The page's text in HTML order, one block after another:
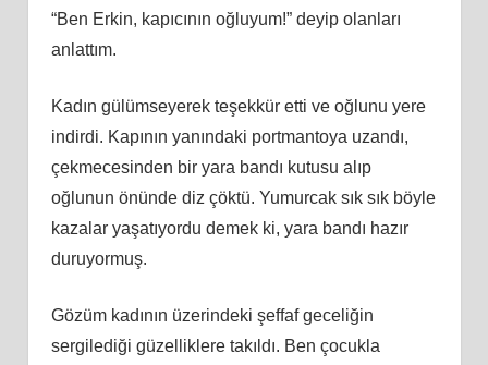
“Ben Erkin, kapıcının oğluyum!” deyip olanları
anlattım.
Kadın gülümseyerek teşekkür etti ve oğlunu yere
indirdi. Kapının yanındaki portmantoya uzandı,
çekmecesinden bir yara bandı kutusu alıp
oğlunun önünde diz çöktü. Yumurcak sık sık böyle
kazalar yaşatıyordu demek ki, yara bandı hazır
duruyormuş.
Gözüm kadının üzerindeki şeffaf geceliğin
sergilediği güzelliklere takıldı. Ben çocukla